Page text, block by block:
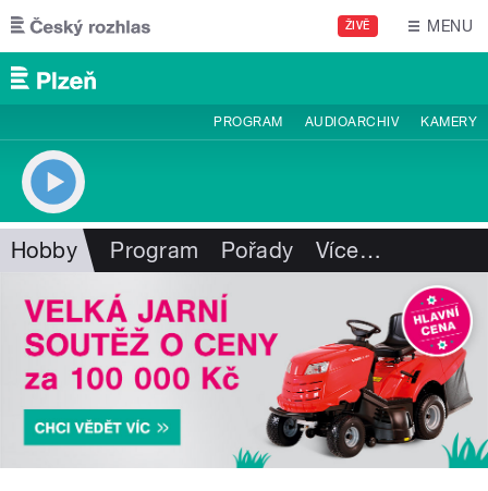
Přejít k hlavnímu obsahu
ŽIVĚ MENU
PROGRAM AUDIOARCHIV KAMERY
Hobby Program Pořady Více…